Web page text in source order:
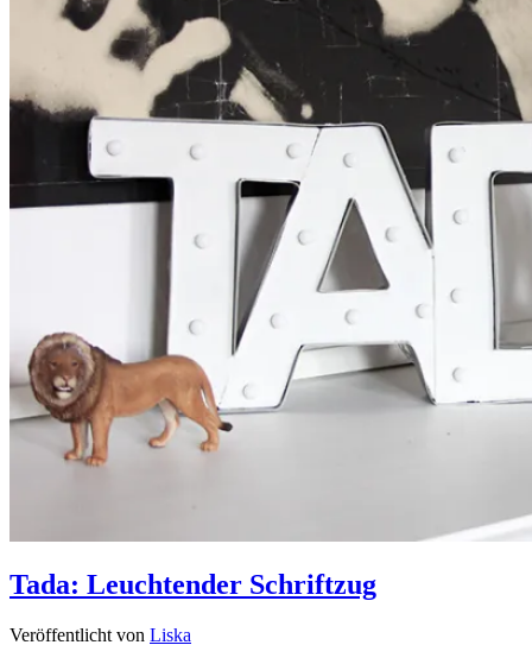
Tada: Leuchtender Schriftzug
Veröffentlicht von Liska